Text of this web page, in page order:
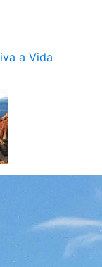
a Vida